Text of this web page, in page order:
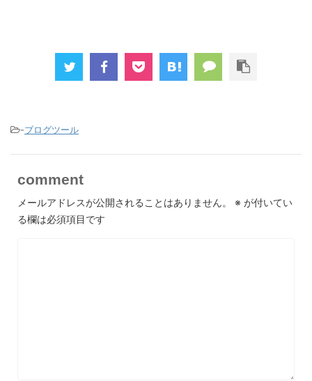
-ブログツール
comment
メールアドレスが公開されることはありません。 ※ が付いてい
る欄は必須項目です